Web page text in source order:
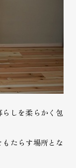
しを柔らかく包
たらす場所とな